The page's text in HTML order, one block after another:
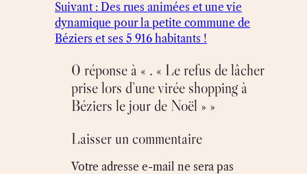
Suivant : Des rues animées et une vie
dynamique pour la petite commune de
Béziers et ses 5 916 habitants !
0 réponse à « . « Le refus de lâcher
prise lors d’une virée shopping à
Béziers le jour de Noël » »
Laisser un commentaire
Votre adresse e-mail ne sera pas